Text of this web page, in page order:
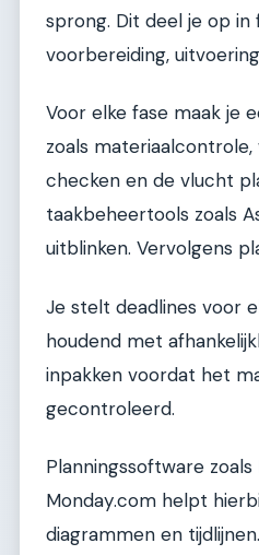
sprong. Dit deel je op in
voorbereiding,
Voor elke fase maak je
zoals
checken en de vlucht
taakbeheertools zoals
uitblinken. Vervolgens
Je stelt deadlines voor
houdend met
inpakken voordat het
gecontroleerd.
Planningssoftware
Monday.com helpt
diagrammen en